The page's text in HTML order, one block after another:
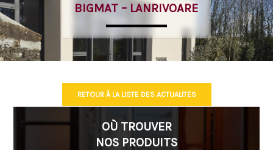
BIGMAT – LANRIVOARE
RETOUR À LA LISTE DES ACTUALITÉS
OÙ TROUVER
NOS PRODUITS